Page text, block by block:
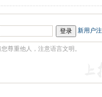
新用户